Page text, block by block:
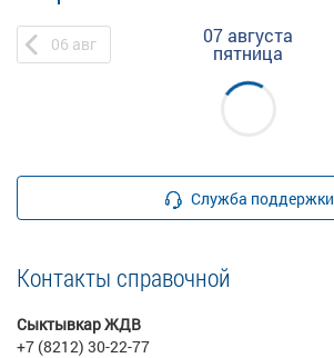
06 авг 07 августа
пятница
Служба поддержки
Контакты справочной
Сыктывкар ЖДВ
+7 (8212) 30-22-77